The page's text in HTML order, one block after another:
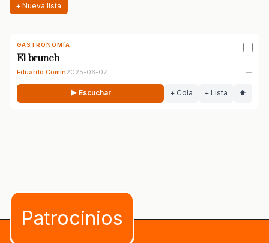
+ Nueva lista
GASTRONOMÍA
El brunch
Eduardo Comín2025-06-07 —
▶ Escuchar + Cola + Lista ⬆